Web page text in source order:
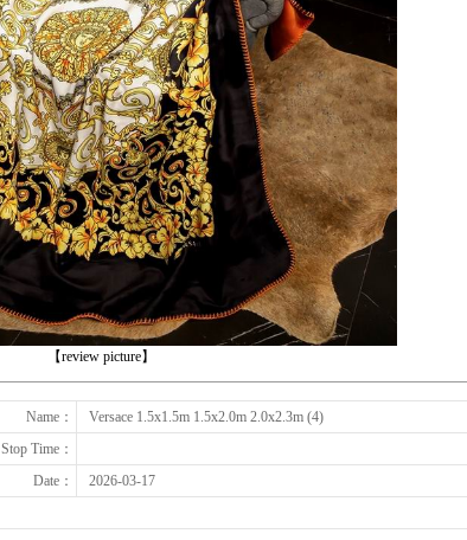
【review picture】
下一张
Name：
Versace 1.5x1.5m 1.5x2.0m 2.0x2.3m (4)
Stop Time：
Date：
2026-03-17